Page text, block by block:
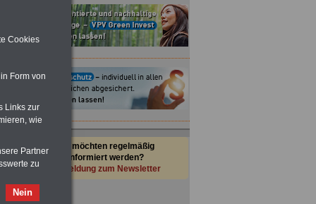
Sie möchten regelmäßig
informiert werden?
Anmeldung zum Newsletter
Cookies
Form von
Links zur
wie
Partner
zu
Nein